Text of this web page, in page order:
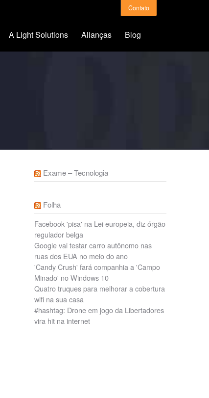
Contato
A Light Solutions Alianças Blog
Exame – Tecnologia
Folha
Facebook 'pisa' na Lei europeia, diz órgão
regulador belga
Google vai testar carro autônomo nas
ruas dos EUA no meio do ano
'Candy Crush' fará companhia a 'Campo
Minado' no Windows 10
Quatro truques para melhorar a cobertura
wifi na sua casa
#hashtag: Drone em jogo da Libertadores
vira hit na internet